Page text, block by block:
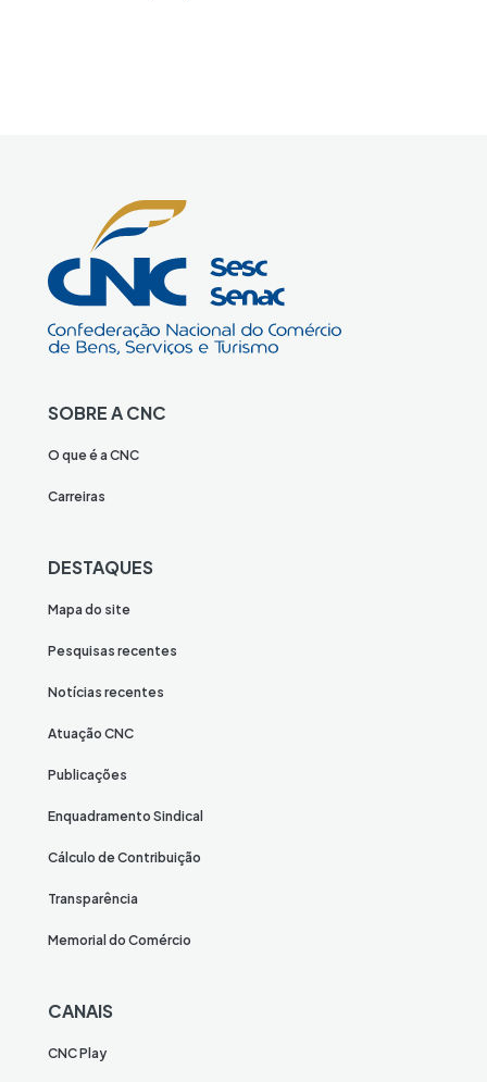
SOBRE A CNC
O que é a CNC
Carreiras
DESTAQUES
Mapa do site
Pesquisas recentes
Notícias recentes
Atuação CNC
Publicações
Enquadramento Sindical
Cálculo de Contribuição
Transparência
Memorial do Comércio
CANAIS
CNC Play